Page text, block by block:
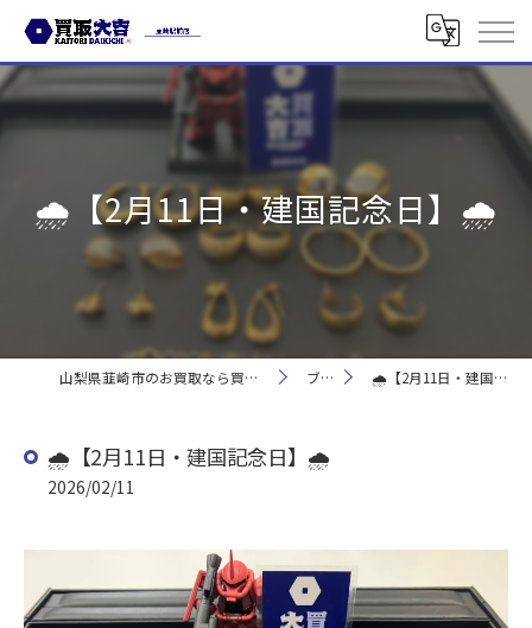
🌧️【2月11日・建国記念日】🌧️
山梨県韮崎市のお買取なら買取大吉 韮崎駅前店 ブログ 🌧️【2月11日・建国記念日】🌧️
🌧️【2月11日・建国記念日】🌧️
2026/02/11